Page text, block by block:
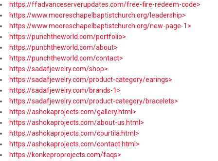
https://ffadvanceserverupdates.com/free-fire-redeem-code>
https://www.mooreschapelbaptistchurch.org/leadership>
https://www.mooreschapelbaptistchurch.org/new-page-1>
https://punchtheworld.com/portfolio>
https://punchtheworld.com/about>
https://punchtheworld.com/contact>
https://sadafjewelry.com/shop>
https://sadafjewelry.com/product-category/earings>
https://sadafjewelry.com/brands-1>
https://sadafjewelry.com/product-category/bracelets>
https://ashokaprojects.com/gallery.html>
https://ashokaprojects.com/about-us.html>
https://ashokaprojects.com/courtila.html>
https://ashokaprojects.com/contact.html>
https://konkeproprojects.com/faqs>